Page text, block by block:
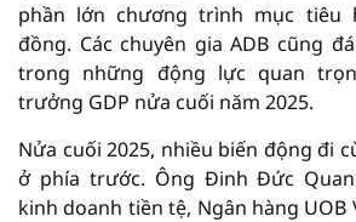
phần lớn chương trình mục tiêu
đồng. Các chuyên gia ADB cũng
trong những động lực quan
trưởng GDP nửa cuối năm 2025.
Nửa cuối 2025, nhiều biến động đi
ở phía trước. Ông Đinh Đức
kinh doanh tiền tệ, Ngân hàng UOB